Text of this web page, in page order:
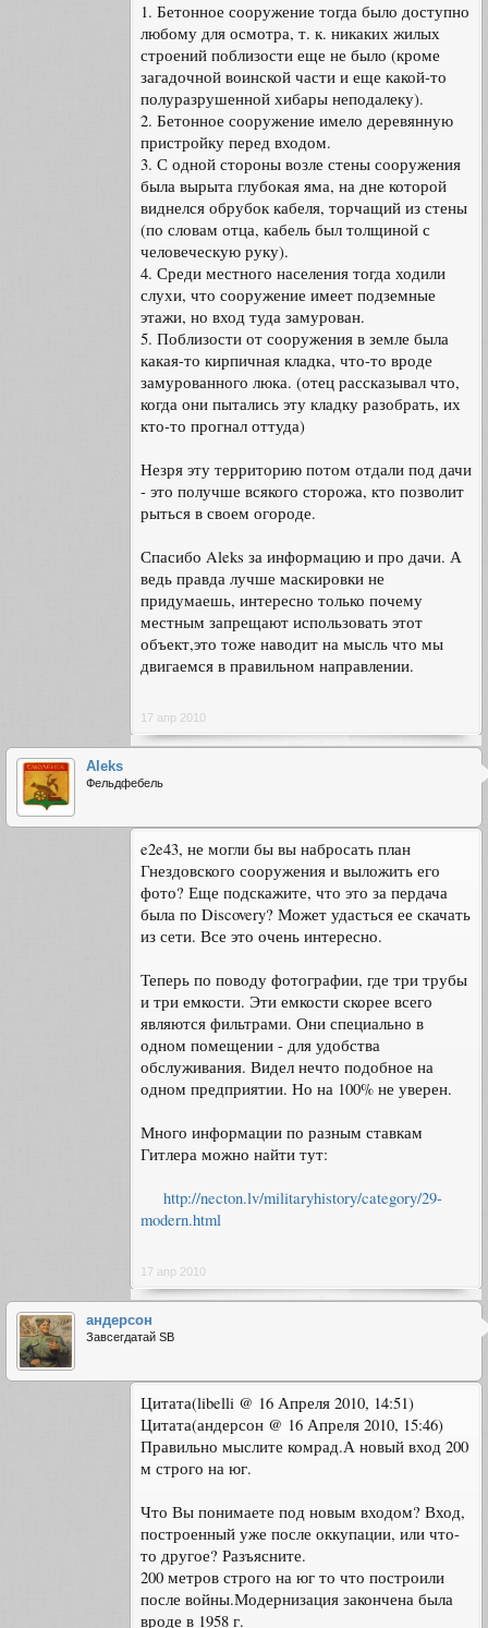
1. Бетонное сооружение тогда было доступно
любому для осмотра, т. к. никаких жилых
строений поблизости еще не было (кроме
загадочной воинской части и еще какой-то
полуразрушенной хибары неподалеку).
2. Бетонное сооружение имело деревянную
пристройку перед входом.
3. С одной стороны возле стены сооружения
была вырыта глубокая яма, на дне которой
виднелся обрубок кабеля, торчащий из стены
(по словам отца, кабель был толщиной с
человеческую руку).
4. Среди местного населения тогда ходили
слухи, что сооружение имеет подземные
этажи, но вход туда замурован.
5. Поблизости от сооружения в земле была
какая-то кирпичная кладка, что-то вроде
замурованного люка. (отец рассказывал что,
когда они пытались эту кладку разобрать, их
кто-то прогнал оттуда)
Незря эту территорию потом отдали под дачи
- это получше всякого сторожа, кто позволит
рыться в своем огороде.
Спасибо Aleks за информацию и про дачи. А
ведь правда лучше маскировки не
придумаешь, интересно только почему
местным запрещают использовать этот
объект,это тоже наводит на мысль что мы
двигаемся в правильном направлении.
17 апр 2010
Aleks
Фельдфебель
e2e43, не могли бы вы набросать план
Гнездовского сооружения и выложить его
фото? Еще подскажите, что это за пердача
была по Discovery? Может удасться ее скачать
из сети. Все это очень интересно.
Теперь по поводу фотографии, где три трубы
и три емкости. Эти емкости скорее всего
являются фильтрами. Они специально в
одном помещении - для удобства
обслуживания. Видел нечто подобное на
одном предприятии. Но на 100% не уверен.
Много информации по разным ставкам
Гитлера можно найти тут:
http://necton.lv/militaryhistory/category/29-
modern.html
17 апр 2010
андерсон
Завсегдатай SB
Цитата(libelli @ 16 Апреля 2010, 14:51)
Цитата(андерсон @ 16 Апреля 2010, 15:46)
Правильно мыслите комрад.А новый вход 200
м строго на юг.
Что Вы понимаете под новым входом? Вход,
построенный уже после оккупации, или что-
то другое? Разъясните.
200 метров строго на юг то что построили
после войны.Модернизация закончена была
вроде в 1958 г.